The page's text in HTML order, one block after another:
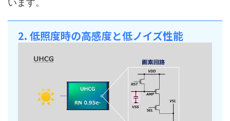
います。
2. 低照度時の高感度と低ノイズ性能